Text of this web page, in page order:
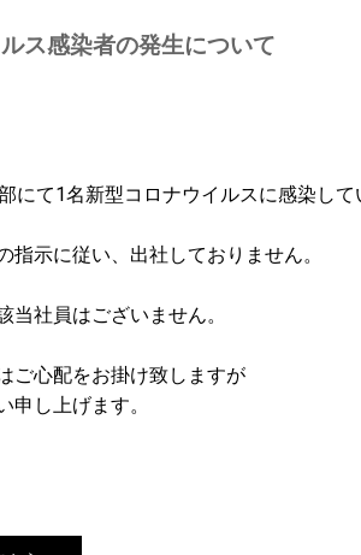
ス感染者の発生について
にて1名新型コロナウイルスに感染して
指示に従い、出社しておりません。
当社員はございません。
ご心配をお掛け致しますが
申し上げます。